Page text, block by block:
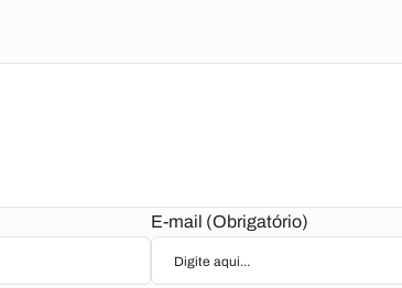
E-mail (Obrigatório)